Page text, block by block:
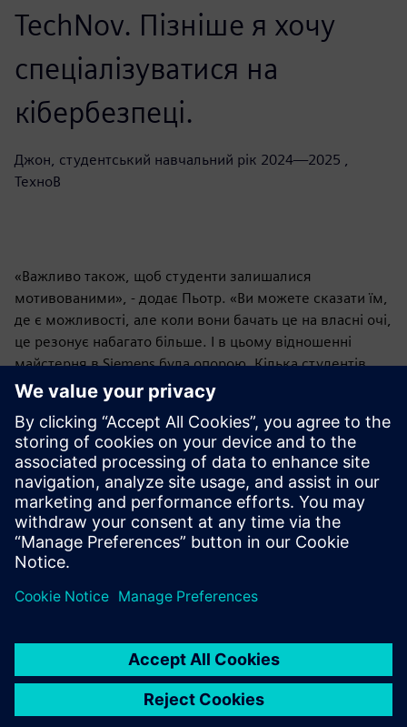
TechNov. Пізніше я хочу
спеціалізуватися на
кібербезпеці.
Джон, студентський навчальний рік 2024—2025 ,
ТехноВ
«Важливо також, щоб студенти залишалися
мотивованими», - додає Пьотр. «Ви можете сказати їм,
де є можливості, але коли вони бачать це на власні очі,
це резонує набагато більше. І в цьому відношенні
майстерня в Siemens була опорою. Кілька студентів
одразу запитали про стажування - і Siemens пропонує їх
у широкому діапазоні галузей».
Тим часом Siemens та TechNov вивчають варіанти
продовження цієї першої співпраці. Продовження —
без сумніву!
Хочете розпочати співпрацю з Siemens або
шукаєте цікаві можливості стажування для своїх
студентів?